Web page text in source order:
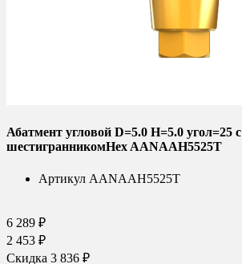
Абатмент угловой D=5.0 H=5.0 угол=25 с
шестигранникомHex AANAAH5525T
Артикул AANAAH5525T
6 289 ₽
2 453 ₽
Скидка 3 836 ₽